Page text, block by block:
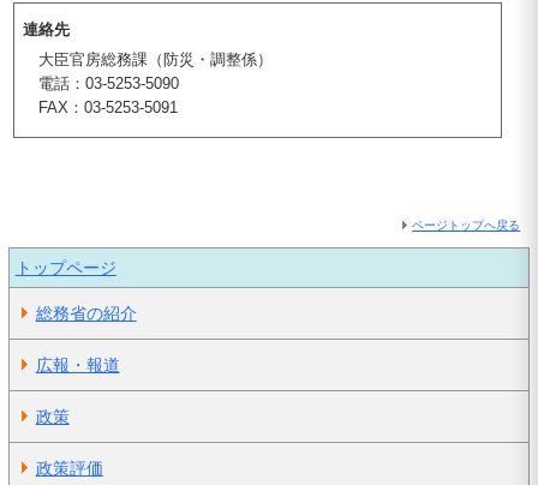
連絡先
大臣官房総務課（防災・調整係）
電話：03-5253-5090
FAX：03-5253-5091
ページトップへ戻る
トップページ
総務省の紹介
広報・報道
政策
政策評価